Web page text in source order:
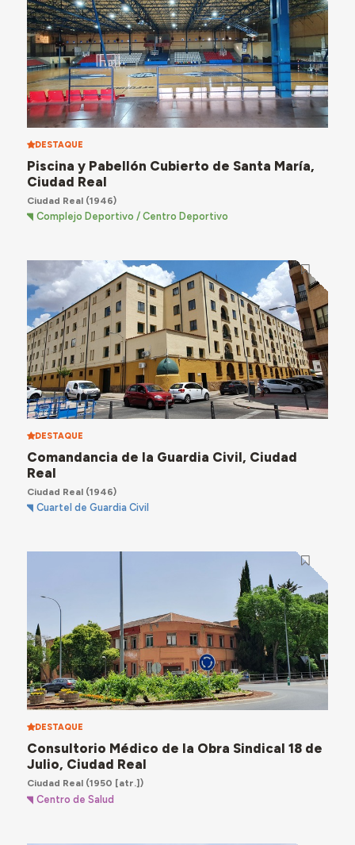
DESTAQUE
Piscina y Pabellón Cubierto de Santa María,
Ciudad Real
Ciudad Real(1946)
Complejo Deportivo / Centro Deportivo
DESTAQUE
Comandancia de la Guardia Civil, Ciudad
Real
Ciudad Real(1946)
Cuartel de Guardia Civil
DESTAQUE
Consultorio Médico de la Obra Sindical 18 de
Julio, Ciudad Real
Ciudad Real(1950 [atr.])
Centro de Salud